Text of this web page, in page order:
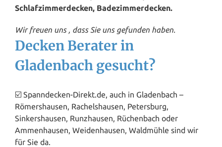
Schlafzimmerdecken, Badezimmerdecken.
Wir freuen uns , dass Sie uns gefunden haben.
Decken Berater in
Gladenbach gesucht?
☑️ Spanndecken-Direkt.de, auch in Gladenbach –
Römershausen, Rachelshausen, Petersburg,
Sinkershausen, Runzhausen, Rüchenbach oder
Ammenhausen, Weidenhausen, Waldmühle sind wir
für Sie da.